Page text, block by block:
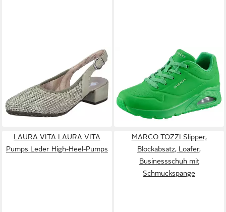
Festtagsschuh, Blockabsatz,
mit Riemchen
ab 44,96 €
Street Uno -
Stand on Air Sneaker
Freizeitschuh, Halbschuh,
Schnürschuh mit Memory
Foam
ab 68,95 € UVP 89,95 €
-23%
+50
LAURA VITA LAURA VITA
Pumps Leder High-Heel-Pumps
MARCO TOZZI Slipper,
Blockabsatz, Loafer,
Businessschuh mit
Schmuckspange